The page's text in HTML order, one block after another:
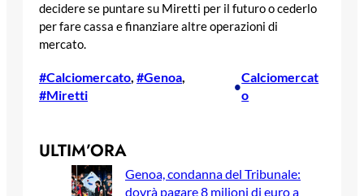
decidere se puntare su Miretti per il futuro o cederlo
per fare cassa e finanziare altre operazioni di
mercato.
#Calciomercato, #Genoa
#Miretti
•
Calciomercat
o
ULTIM’ORA
Genoa, condanna del Tribunale:
dovrà pagare 8 milioni di euro a